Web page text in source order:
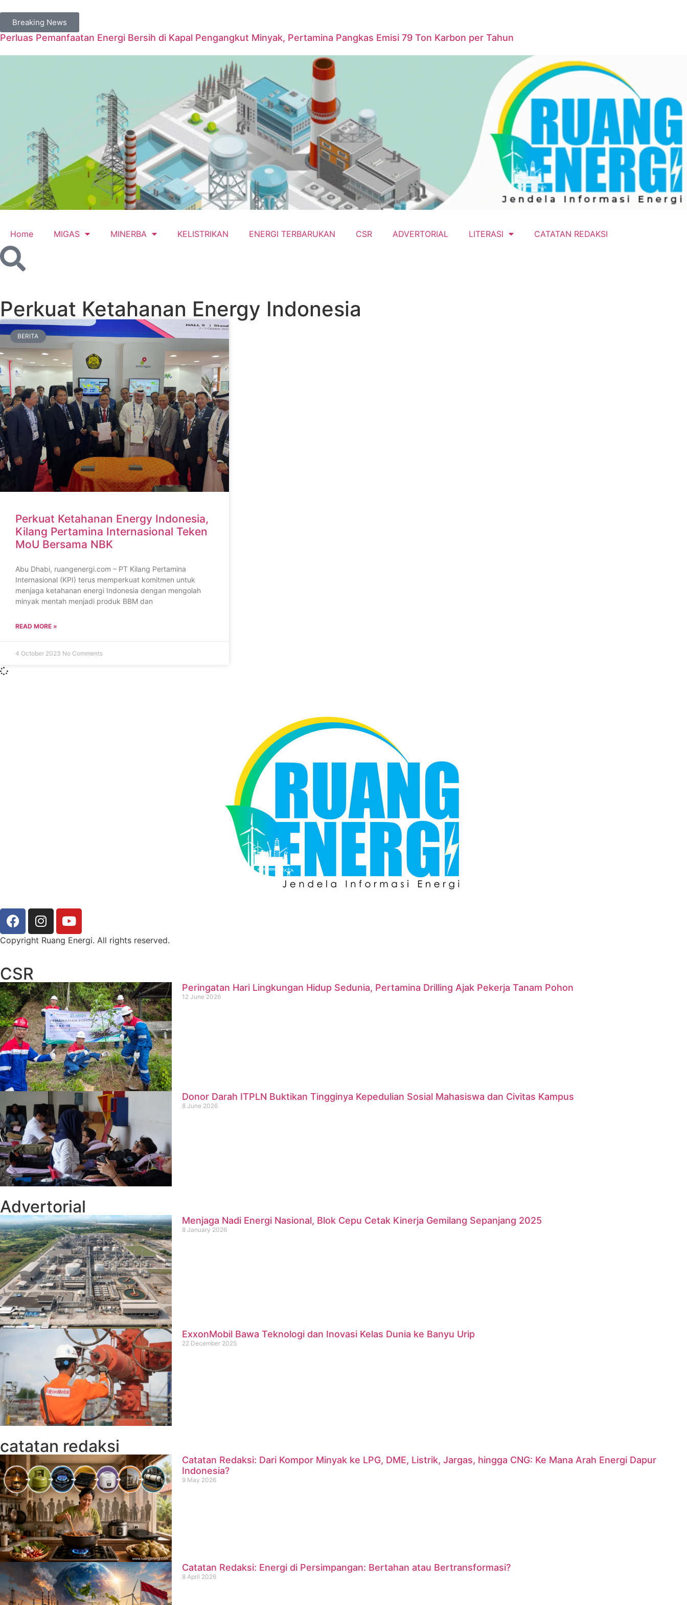
Breaking News
Perluas Pemanfaatan Energi Bersih di Kapal Pengangkut Minyak, Pertamina Pangkas Emisi 79 Ton Karbon per Tahun
Home MIGAS MINERBA KELISTRIKAN ENERGI TERBARUKAN CSR ADVERTORIAL LITERASI CATATAN REDAKSI
Perkuat Ketahanan Energy Indonesia
BERITA
Perkuat Ketahanan Energy Indonesia,
Kilang Pertamina Internasional Teken
MoU Bersama NBK
Abu Dhabi, ruangenergi.com – PT Kilang Pertamina
Internasional (KPI) terus memperkuat komitmen untuk
menjaga ketahanan energi Indonesia dengan mengolah
minyak mentah menjadi produk BBM dan
READ MORE »
4 October 2023 No Comments
Copyright Ruang Energi. All rights reserved.
CSR
Peringatan Hari Lingkungan Hidup Sedunia, Pertamina Drilling Ajak Pekerja Tanam Pohon
12 June 2026
Donor Darah ITPLN Buktikan Tingginya Kepedulian Sosial Mahasiswa dan Civitas Kampus
8 June 2026
Advertorial
Menjaga Nadi Energi Nasional, Blok Cepu Cetak Kinerja Gemilang Sepanjang 2025
8 January 2026
ExxonMobil Bawa Teknologi dan Inovasi Kelas Dunia ke Banyu Urip
22 December 2025
catatan redaksi
Catatan Redaksi: Dari Kompor Minyak ke LPG, DME, Listrik, Jargas, hingga CNG: Ke Mana Arah Energi Dapur
Indonesia?
9 May 2026
Catatan Redaksi: Energi di Persimpangan: Bertahan atau Bertransformasi?
8 April 2026